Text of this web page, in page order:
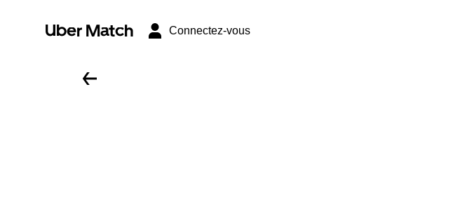
Uber Match Connectez-vous